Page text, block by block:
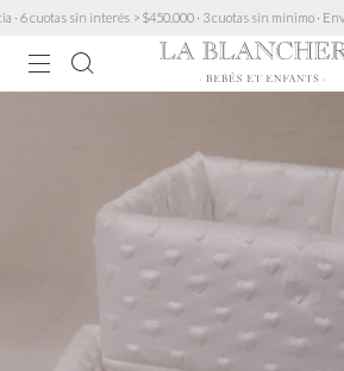
sin interés > $450.000 · 3 cuotas sin mínimo · Envío